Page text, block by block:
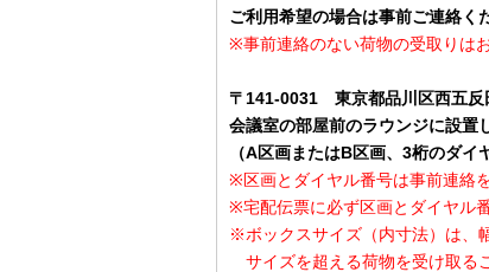
ご利用希望の場合は事前ご連絡く
※事前連絡のない荷物の受取りは
〒141-0031 東京都品川区西五
会議室の部屋前のラウンジに設置
（A区画またはB区画、3桁のダイ
※区画とダイヤル番号は事前連絡
※宅配伝票に必ず区画とダイヤル
※ボックスサイズ（内寸法）は、
サイズを超える荷物を受け取る